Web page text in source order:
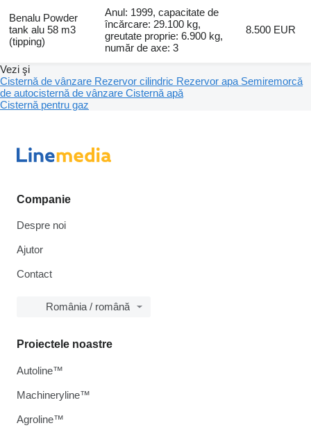
Benalu Powder
tank alu 58 m3
(tipping)
Anul: 1999, capacitate de
încărcare: 29.100 kg,
greutate proprie: 6.900 kg,
număr de axe: 3
8.500 EUR
Vezi şi
Cisternă de vânzare Rezervor cilindric Rezervor apa Semiremorcă
de autocisternă de vânzare Cisternă apă
Cisternă pentru gaz
Companie
Despre noi
Ajutor
Contact
România / română
Proiectele noastre
Autoline™
Machineryline™
Agroline™